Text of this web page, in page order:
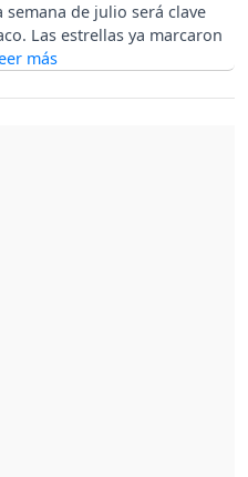
de julio será clave
Las estrellas ya marcaron